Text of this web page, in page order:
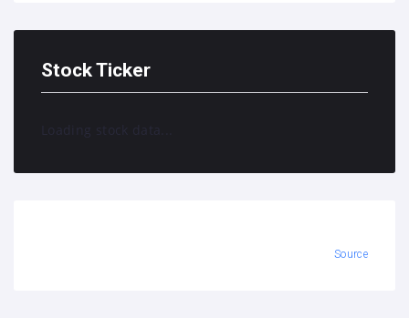
Stock Ticker
Loading stock data...
Source